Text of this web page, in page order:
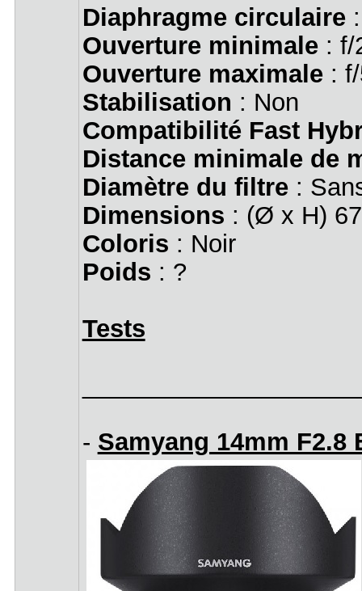
Diaphragme circulaire:
Ouverture minimale: f/
Ouverture maximale: f/
Stabilisation : Non
Compatibilité Fast
Distance minimale de
Diamètre du filtre:
Dimensions : (Ø x H)
Coloris : Noir
Poids : ?
Tests
- Samyang 14mm F2.8